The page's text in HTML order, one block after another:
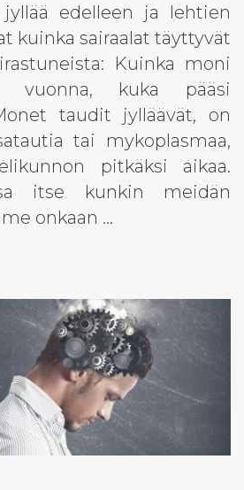
jyllää edelleen ja lehtien
kuinka sairaalat täyttyvät
Kuinka moni
vuonna, kuka pääsi
taudit jylläävät, on
tai mykoplasmaa,
pitkäksi aikaa.
itse kunkin meidän
onkaan …